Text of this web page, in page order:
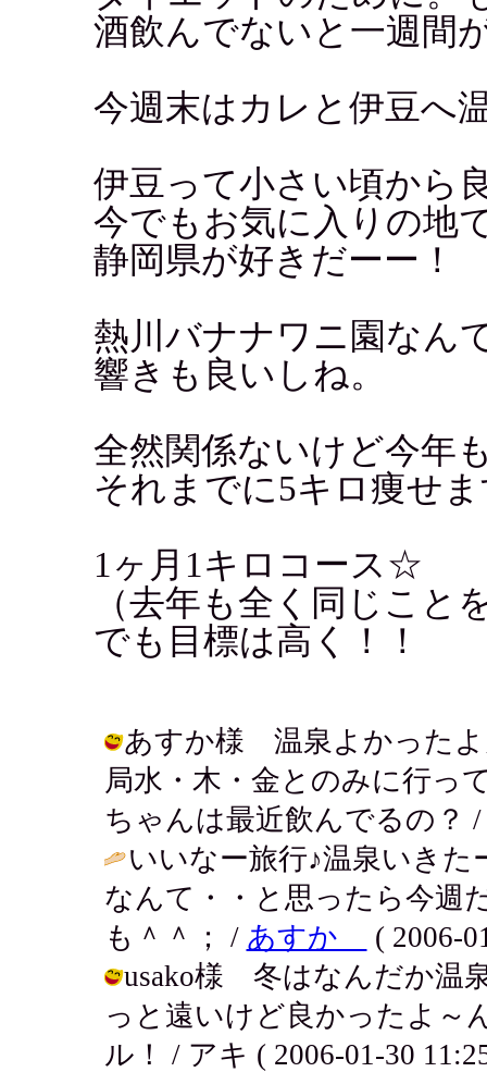
酒飲んでないと一週間
今週末はカレと伊豆へ
伊豆って小さい頃から
今でもお気に入りの地
静岡県が好きだーー！
熱川バナナワニ園なん
響きも良いしね。
全然関係ないけど今年
それまでに5キロ痩せ
1ヶ月1キロコース☆
（去年も全く同じこと
でも目標は高く！！
あすか様 温泉よかったよ
局水・木・金とのみに行っ
ちゃんは最近飲んでるの？ /
いいなー旅行♪温泉いき
なんて・・と思ったら今週
も＾＾； / あすか
( 2006-
usako様 冬はなんだか温
っと遠いけど良かったよ～
ル！ / アキ ( 2006-01-30